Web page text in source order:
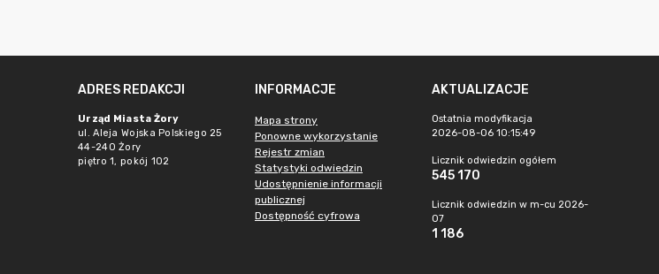
ADRES REDAKCJI
Urząd Miasta Żory
ul. Aleja Wojska Polskiego 25
44-240 Żory
piętro 1, pokój 102
INFORMACJE
Mapa strony
Ponowne wykorzystanie
Rejestr zmian
Statystyki odwiedzin
Udostępnienie informacji
publicznej
Dostępność cyfrowa
AKTUALIZACJE
Ostatnia modyfikacja
2026-08-06 10:15:49
Licznik odwiedzin ogółem
545 170
Licznik odwiedzin w m-cu 2026-
07
1 186